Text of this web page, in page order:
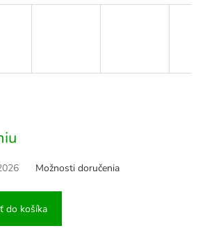
Možnosti doručenia
do košíka